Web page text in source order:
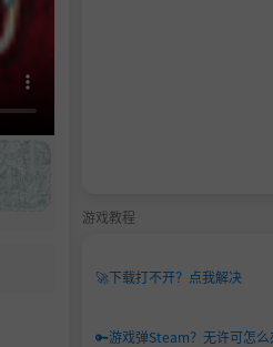
游戏教程
🚀下载打不开？点我解决
🔑游戏弹Steam？无许可怎